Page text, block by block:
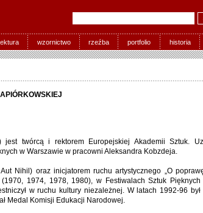
wzornictwo rzeźba portfolio historia
jest twórcą i rektorem Europejskiej Akademii Sztuk.
w Warszawie w pracowni Aleksandra Kobzdeja.
Aut Nihil) oraz inicjatorem ruchu artystycznego „O
1974, 1978, 1980), w Festiwalach Sztuk
w ruchu kultury niezależnej. W latach 1992-96 był
Medal Komisji Edukacji Narodowej.